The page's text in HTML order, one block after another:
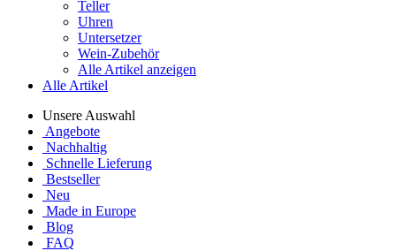
Teller
Uhren
Untersetzer
Wein-Zubehör
Alle Artikel anzeigen
Alle Artikel
Unsere Auswahl
Angebote
Nachhaltig
Schnelle Lieferung
Bestseller
Neu
Made in Europe
Blog
FAQ